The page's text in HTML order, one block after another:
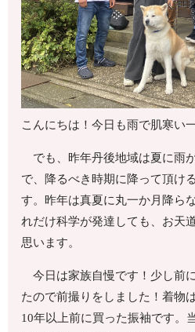
こんにちは！今日も雨で肌寒い
でも、昨年丹後地域は夏に雨
で、降るべき時期に降って頂け
す。昨年は真夏に丸一か月降ら
れだけ科学が発達しても、お天
思います。
今日は家族自慢です！少し前
たので前撮りをしました！着物
10年以上前に買った振袖です。